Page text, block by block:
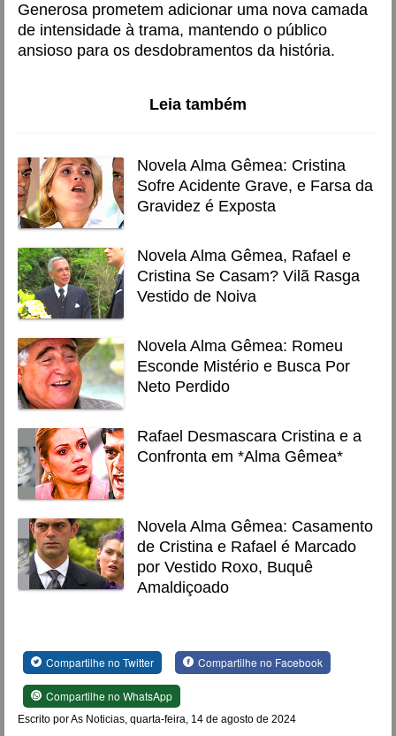
Generosa prometem adicionar uma nova camada
de intensidade à trama, mantendo o público
ansioso para os desdobramentos da história.
Leia também
Novela Alma Gêmea: Cristina
Sofre Acidente Grave, e Farsa da
Gravidez é Exposta
Novela Alma Gêmea, Rafael e
Cristina Se Casam? Vilã Rasga
Vestido de Noiva
Novela Alma Gêmea: Romeu
Esconde Mistério e Busca Por
Neto Perdido
Rafael Desmascara Cristina e a
Confronta em *Alma Gêmea*
Novela Alma Gêmea: Casamento
de Cristina e Rafael é Marcado
por Vestido Roxo, Buquê
Amaldiçoado
Compartilhe no Twitter Compartilhe no Facebook
Compartilhe no WhatsApp
Escrito por As Noticias, quarta-feira, 14 de agosto de 2024